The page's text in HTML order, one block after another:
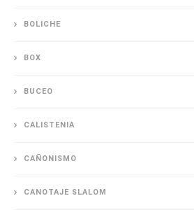
BOLICHE
BOX
BUCEO
CALISTENIA
CAÑONISMO
CANOTAJE SLALOM